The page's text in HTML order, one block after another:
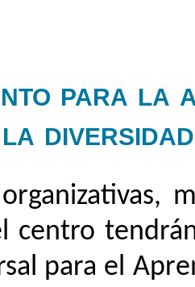
para la
diversidad
centro
para el